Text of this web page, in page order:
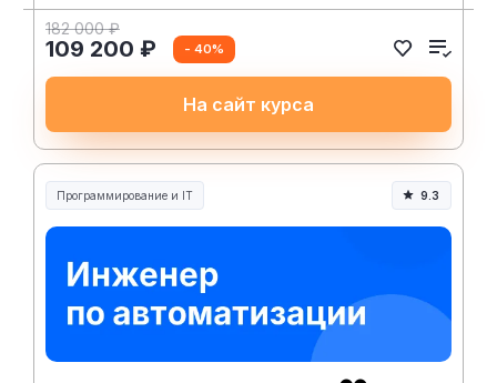
182 000 ₽
109 200 ₽ - 40%
На сайт курса
Программирование и IT 9.3